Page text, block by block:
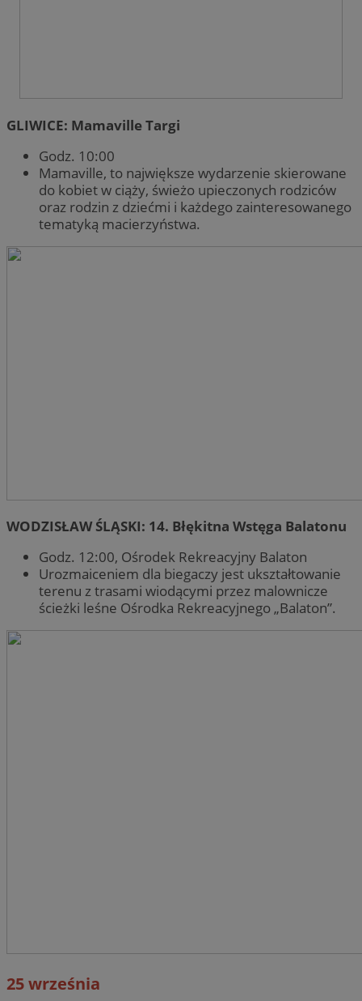
GLIWICE: Mamaville Targi
Godz. 10:00
Mamaville, to największe wydarzenie skierowane
do kobiet w ciąży, świeżo upieczonych rodziców
oraz rodzin z dziećmi i każdego zainteresowanego
tematyką macierzyństwa.
WODZISŁAW ŚLĄSKI: 14. Błękitna Wstęga Balatonu
Godz. 12:00, Ośrodek Rekreacyjny Balaton
Urozmaiceniem dla biegaczy jest ukształtowanie
terenu z trasami wiodącymi przez malownicze
ścieżki leśne Ośrodka Rekreacyjnego „Balaton”.
25 września